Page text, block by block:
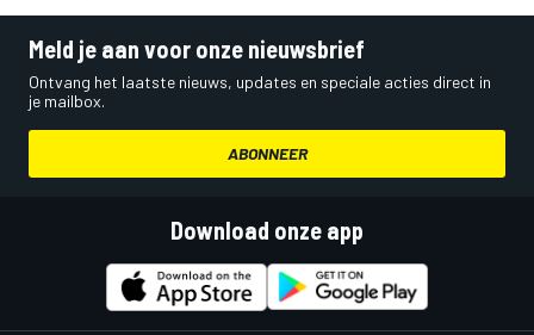
Meld je aan voor onze nieuwsbrief
Ontvang het laatste nieuws, updates en speciale acties direct in
je mailbox.
ABONNEER
Download onze app